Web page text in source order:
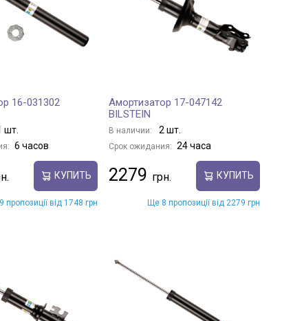
16-031302
шт.
6 часов
КУПИТЬ
пропозиції від 1748 грн
Амортизатор 17-047142
BILSTEIN
В наличии: 2 шт.
Срок ожидания: 24 часа
2279 КУПИТЬ
Ще 8 пропозиції від 2279 грн